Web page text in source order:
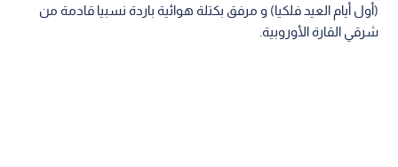
(أول أيام العيد فلكيا) و مرفق بكتلة هوائية باردة نسبيا قادمة من
شرقي القارة الأوروبية.